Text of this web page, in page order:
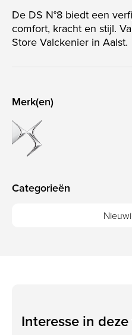
De DS N°8 biedt een
comfort, kracht en stijl.
Store Valckenier in Aalst.
Merk(en)
Categorieën
Interesse in